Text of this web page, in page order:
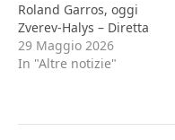
Roland Garros, oggi
Zverev-Halys – Diretta
29 Maggio 2026
In "Altre notizie"